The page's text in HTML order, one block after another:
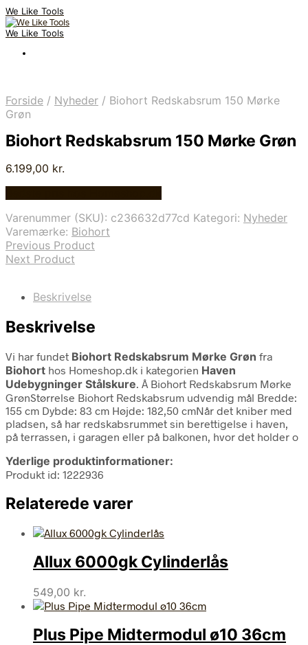
We Like Tools
We Like Tools
Forside / Nyheder / Biohort Redskabsrum 150 Mørke
Grøn
Biohort Redskabsrum 150 Mørke Grøn
6.199,00 kr.
Varenummer (SKU): c236632d77cd Kategori: Nyheder
Varemærke: Biohort
Previous Product
Next Product
Beskrivelse
Beskrivelse
Vi har fundet Biohort Redskabsrum Mørke Grøn fra
Biohort hos Homeshop.dk i kategorien Haven
Udebygninger Stålskure. Â Biohort Redskabsrum Mørke
GrønStørrelse Biohort Redskabsrum udvendig mål Bredde:
155 cm Dybde: 83 cm Højde: 182,50 cmNår det kniber med
pladsen, så har redskabsrummet sin berettigelse i haven,
på terrassen, i garagen eller på balkonen, hvor det holder o
Yderlige produktinformationer:
Produkt id: 1222936
Relaterede varer
Allux 6000gk Cylinderlås
549,00 kr.
Plus Pipe Midtermodul ø10 36cm